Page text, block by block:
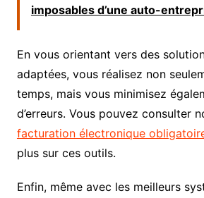
imposables d’une auto-
En vous orientant vers des
adaptées, vous réalisez non
temps, mais vous minimisez
d’erreurs. Vous pouvez consulter
facturation électronique
plus sur ces outils.
Enfin, même avec les meilleurs